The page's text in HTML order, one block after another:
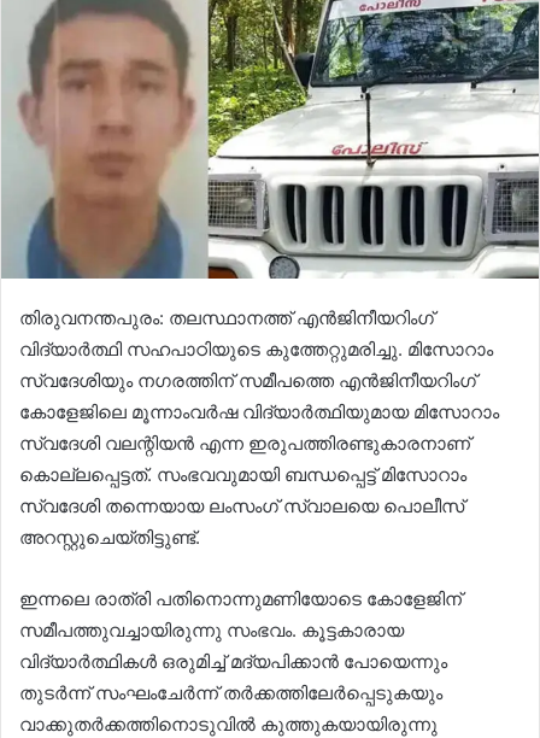
തിരുവനന്തപുരം: തലസ്ഥാനത്ത് എൻജിനീയറിംഗ്
വിദ്യാർത്ഥി സഹപാഠിയുടെ കുത്തേറ്റുമരിച്ചു. മിസോറാം
സ്വദേശിയും നഗരത്തിന് സമീപത്തെ എൻജിനീയറിംഗ്
കോളേജിലെ മൂന്നാംവർഷ വിദ്യാർത്ഥിയുമായ മിസോറാം
സ്വദേശി വലന്റിയൻ എന്ന ഇരുപത്തിരണ്ടുകാരനാണ്
കൊല്ലപ്പെട്ടത്. സംഭവവുമായി ബന്ധപ്പെട്ട് മിസോറാം
സ്വദേശി തന്നെയായ ലംസംഗ് സ്വാലയെ പൊലീസ്
അറസ്റ്റുചെയ്തിട്ടുണ്ട്.
ഇന്നലെ രാത്രി പതിനൊന്നുമണിയാേടെ കോളേജിന്
സമീപത്തുവച്ചായിരുന്നു സംഭവം. കൂട്ടകാരായ
വിദ്യാർത്ഥികൾ ഒരുമിച്ച് മദ്യപിക്കാൻ പോയെന്നും
തുടർന്ന് സംഘംചേർന്ന് തർക്കത്തിലേർപ്പെടുകയും
വാക്കുതർക്കത്തിനൊടുവിൽ കുത്തുകയായിരുന്നു